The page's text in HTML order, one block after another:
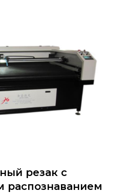
резак с
распознаванием